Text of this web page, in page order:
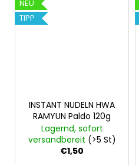
NEU
TIPP
INSTANT NUDELN HWA
RAMYUN Paldo 120g
Lagernd, sofort
versandbereit (>5 St)
€1,50